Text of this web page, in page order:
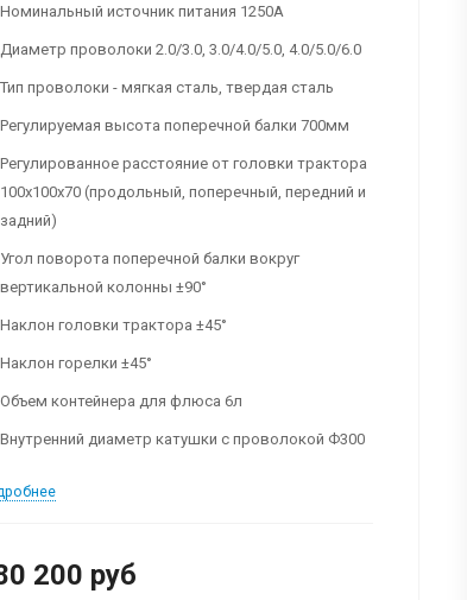
Номинальный источник питания 1250А
Диаметр проволоки 2.0/3.0, 3.0/4.0/5.0, 4.0/5.0/6.0
Тип проволоки - мягкая сталь, твердая сталь
Регулируемая высота поперечной балки 700мм
Регулированное расстояние от головки трактора
100х100х70 (продольный, поперечный, передний и
задний)
Угол поворота поперечной балки вокруг
вертикальной колонны ±90°
Наклон головки трактора ±45°
Наклон горелки ±45°
Объем контейнера для флюса 6л
Внутренний диаметр катушки с проволокой Ф300
200 руб